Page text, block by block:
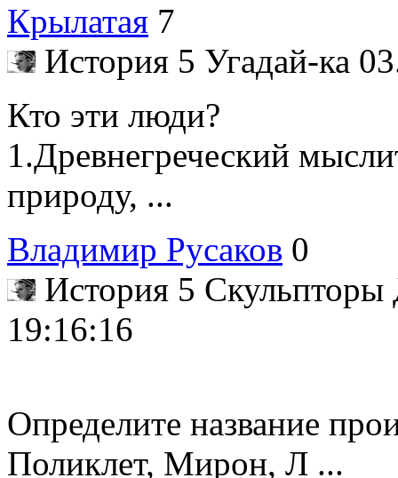
Крылатая 7
История 5 Угадай-ка
Кто эти люди?
1.Древнегреческий
природу, ...
Владимир Русаков 0
История 5
19:16:16
Определите название
Поликлет, Мирон, Л ...